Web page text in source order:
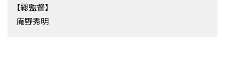
【総監督】
庵野秀明